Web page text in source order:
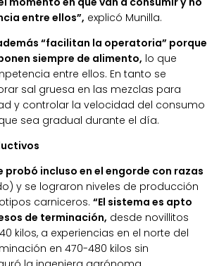
entre ellos”, explicó Munilla.
“facilitan la operatoria” porque
siempre de alimento, lo que
entre ellos. En tanto se
sal gruesa en las mezclas para
y controlar la velocidad del consumo
sea gradual durante el día.
probó incluso en el engorde con razas
y se lograron niveles de producción
carniceros. “El sistema es apto
de terminación, desde novillitos
kilos, a experiencias en el norte del
en 470-480 kilos sin